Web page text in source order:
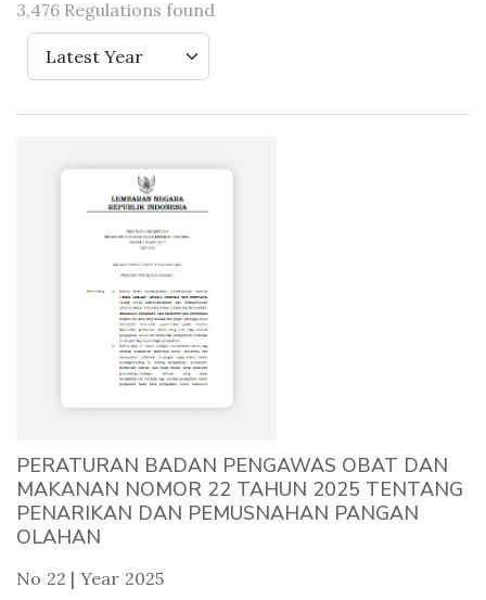
3,476 Regulations found
Latest Year
PERATURAN BADAN PENGAWAS OBAT DAN
MAKANAN NOMOR 22 TAHUN 2025 TENTANG
PENARIKAN DAN PEMUSNAHAN PANGAN
OLAHAN
No 22 | Year 2025